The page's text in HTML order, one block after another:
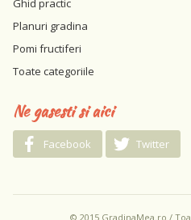
Ghid practic
Planuri gradina
Pomi fructiferi
Toate categoriile
Ne gasesti si aici
Facebook Twitter
© 2015 GradinaMea.ro /